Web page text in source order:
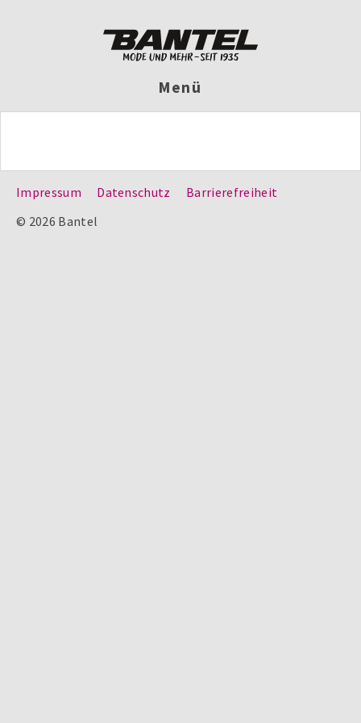
Menü
Impressum Datenschutz
Barrierefreiheit
© 2026 Bantel